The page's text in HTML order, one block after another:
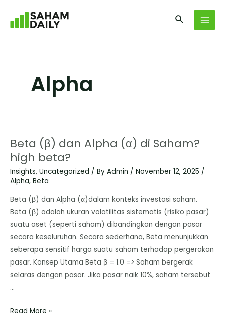
Alpha
Beta (β) dan Alpha (α) di Saham?
high beta?
Insights, Uncategorized / By Admin / November 12, 2025 /
Alpha, Beta
Beta (β) dan Alpha (α)dalam konteks investasi saham. ​
Beta (β) adalah ukuran volatilitas sistematis (risiko pasar)
suatu aset (seperti saham) dibandingkan dengan pasar
secara keseluruhan. Secara sederhana, Beta menunjukkan
seberapa sensitif harga suatu saham terhadap pergerakan
pasar. ​Konsep Utama Beta β = 1.0 => Saham bergerak
selaras dengan pasar. Jika pasar naik 10%, saham tersebut
…
Read More »